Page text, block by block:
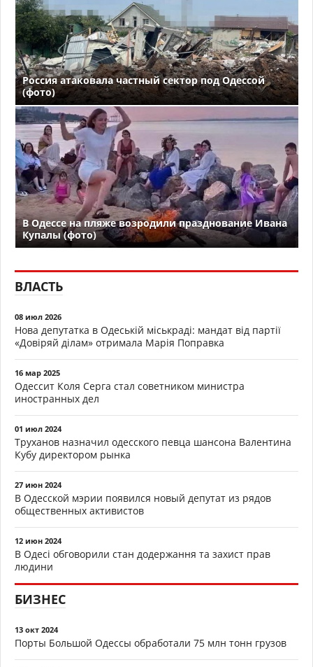
Россия атаковала частный сектор под Одессой
(фото)
В Одессе на пляже возродили празднование Ивана
Купалы (фото)
ВЛАСТЬ
08 июл 2026
Нова депутатка в Одеській міськраді: мандат від партії
«Довіряй ділам» отримала Марія Поправка
16 мар 2025
Одессит Коля Серга стал советником министра
иностранных дел
01 июл 2024
Труханов назначил одесского певца шансона Валентина
Кубу директором рынка
27 июн 2024
В Одесской мэрии появился новый депутат из рядов
общественных активистов
12 июн 2024
В Одесі обговорили стан додержання та захист прав
людини
БИЗНЕС
13 окт 2024
Порты Большой Одессы обработали 75 млн тонн грузов